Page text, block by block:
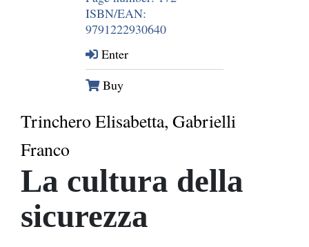
Trinchero Elisabetta, Gabrielli
Franco
La cultura della
sicurezza
ISBN/EAN:
9791222930640
Enter
Buy